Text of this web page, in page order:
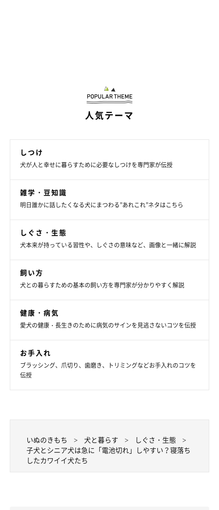
いぬのきもち投稿写真ギャラリー
ベッドからはみ出して寝落ちしてしまったのは、柴のらいくんで
人気テーマ
しつけ
犬が人と幸せに暮らすために必要なしつけを専門家が伝授
雑学・豆知識
明日誰かに話したくなる犬にまつわる”あれこれ”ネタはこちら
しぐさ・生態
犬本来が持っている習性や、しぐさの意味など、画像と一緒に解説
飼い方
犬との暮らすための基本の飼い方を専門家が分かりやすく解説
健康・病気
愛犬の健康・長生きのために病気のサインを見逃さないコツを伝授
お手入れ
ブラッシング、爪切り、歯磨き、トリミングなどお手入れのコツを
伝授
いぬのきもち 犬と暮らす
しぐさ・生態
子犬とシニア犬は急に「電池切れ」しやすい？寝落ち
したカワイイ犬たち